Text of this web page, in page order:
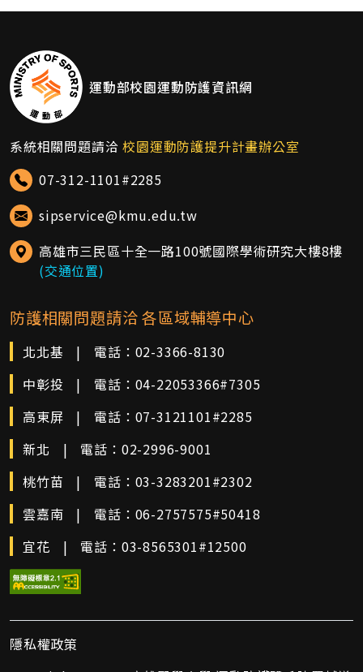
運動部校園運動防護資訊網
系統相關問題請洽校園運動防護提升計畫辦公室
07-312-1101#2285
sipservice@kmu.edu.tw
高雄市三民區十全一路100號國際學術研究大樓8樓
(交通位置)
防護相關問題請洽 各區域輔導中心
北北基 | 電話： 02-3366-8130
中彰投
| 電話： 04-22053366#7305
高東屏
| 電話： 07-3121101#2285
新北
| 電話： 02-2996-9001
桃竹苗
| 電話： 03-3283201#2302
雲嘉南
| 電話： 06-2757575#50418
宜花
| 電話： 03-8565301#12500
隱私權政策